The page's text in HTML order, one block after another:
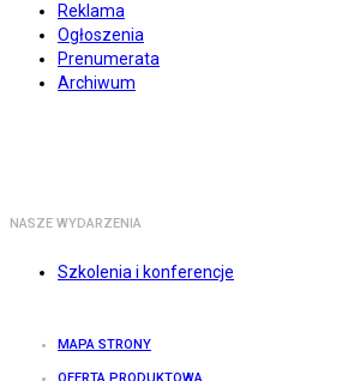
Reklama
Ogłoszenia
Prenumerata
Archiwum
NASZE WYDARZENIA
Szkolenia i konferencje
MAPA STRONY